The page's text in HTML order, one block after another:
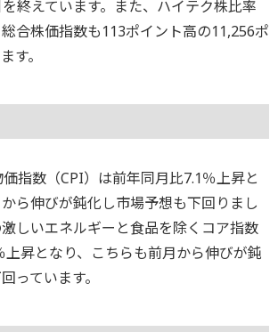
終えています。また、ハイテク株比率
合株価指数も113ポイント高の11,256ポ
す。
指数（CPI）は前年同月比7.1％上昇と
ら伸びが鈍化し市場予想も下回りまし
しいエネルギーと食品を除くコア指数
上昇となり、こちらも前月から伸びが鈍
っています。